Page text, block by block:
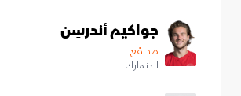
جواكيم أندرسِن
مدافع
الدنمارك